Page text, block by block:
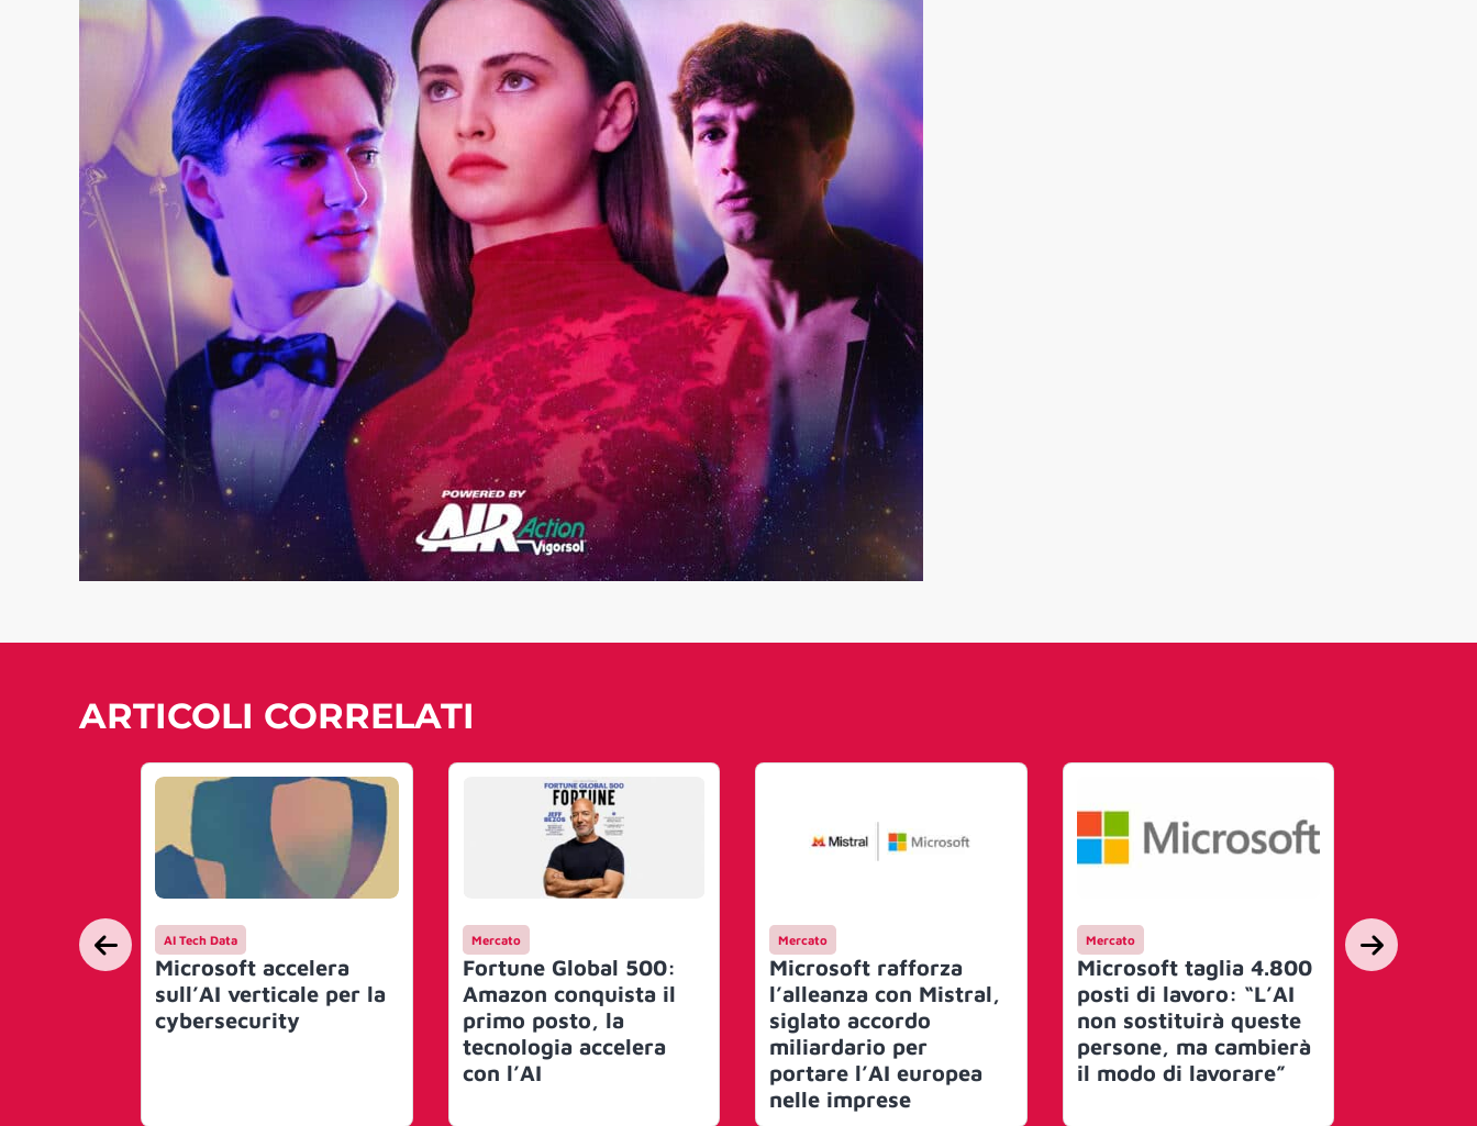
ARTICOLI CORRELATI
AI Tech Data
Microsoft accelera
sull’AI verticale per la
cybersecurity
Mercato
Fortune Global 500:
Amazon conquista il
primo posto, la
tecnologia accelera
con l’AI
Mercato
Microsoft rafforza
l’alleanza con Mistral,
siglato accordo
miliardario per
portare l’AI europea
nelle imprese
Mercato
Microsoft taglia 4.800
posti di lavoro: “L’AI
non sostituirà queste
persone, ma cambierà
il modo di lavorare”